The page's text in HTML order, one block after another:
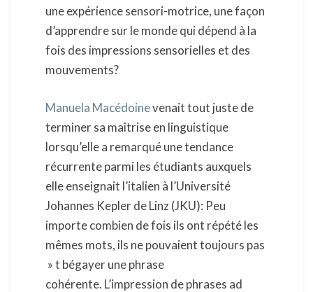
une expérience sensori-motrice, une façon
d’apprendre sur le monde qui dépend à la
fois des impressions sensorielles et des
mouvements?
Manuela Macédoinevenait tout juste de
terminer sa maîtrise en linguistique
lorsqu’elle a remarqué une tendance
récurrente parmi les étudiants auxquels
elle enseignait l’italien à l’Université
Johannes Kepler de Linz (JKU): Peu
importe combien de fois ils ont répété les
mêmes mots, ils ne pouvaient toujours pas
» t bégayer une phrase
cohérente. L’impression de phrases ad